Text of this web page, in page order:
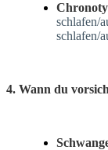
schlafen/
schlafen/
4. Wann du